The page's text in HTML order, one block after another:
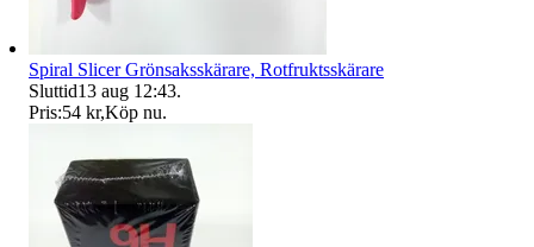
Spiral Slicer Grönsaksskärare, Rotfruktsskärare
Sluttid13 aug 12:43.
Pris:54 kr,Köp nu.